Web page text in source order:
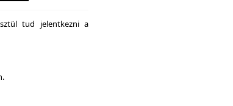
tud jelentkezni a